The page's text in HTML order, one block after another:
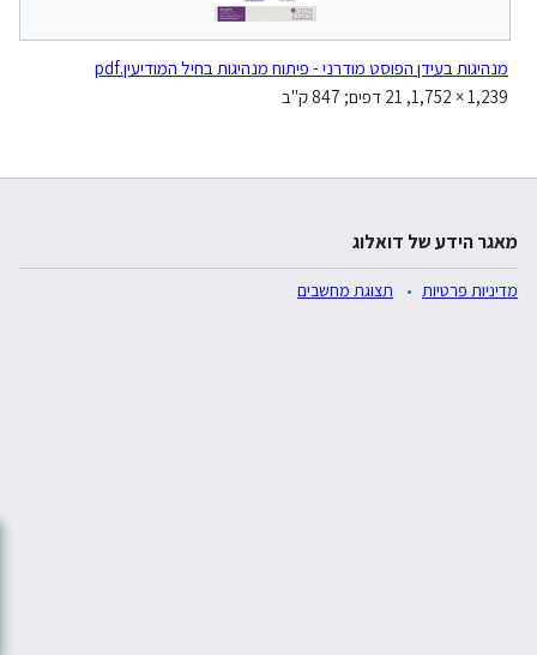
מנהיגות בעידן הפוסט מודרני - פיתוח מנהיגות בחיל המודיעין.pdf
1,239 × 1,752, 21 דפים; 847 ק"ב
מאגר הידע של דואלוג
מדיניות פרטיות תצוגת מחשבים